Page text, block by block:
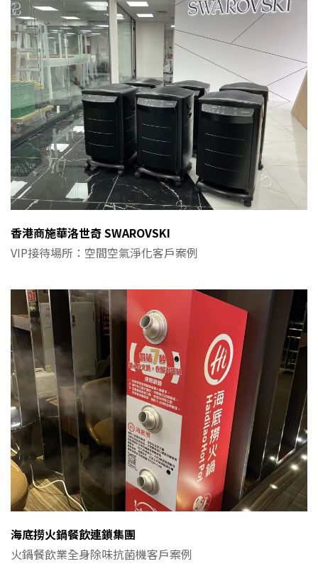
香港商施華洛世奇 SWAROVSKI
VIP接待場所：空間空氣淨化客戶案例
海底撈火鍋餐飲連鎖集團
火鍋餐飲業全身除味抗菌機客戶案例